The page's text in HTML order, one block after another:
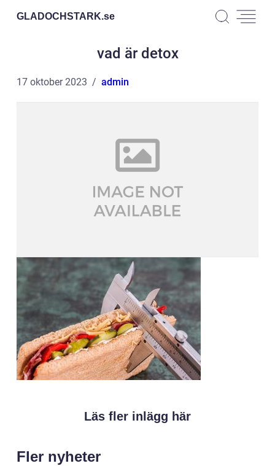
GLADOCHSTARK.se
vad är detox
17 oktober 2023 admin
Läs fler inlägg här
Fler nyheter